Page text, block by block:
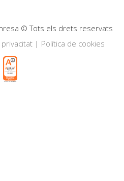
© Tots els drets reservats
| Política de cookies